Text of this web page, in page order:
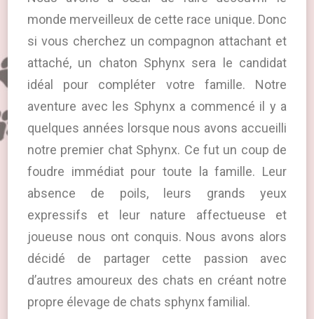
monde merveilleux de cette race unique. Donc
si vous cherchez un compagnon attachant et
attaché, un chaton Sphynx sera le candidat
idéal pour compléter votre famille. Notre
aventure avec les Sphynx a commencé il y a
quelques années lorsque nous avons accueilli
notre premier chat Sphynx. Ce fut un coup de
foudre immédiat pour toute la famille. Leur
absence de poils, leurs grands yeux
expressifs et leur nature affectueuse et
joueuse nous ont conquis. Nous avons alors
décidé de partager cette passion avec
d’autres amoureux des chats en créant notre
propre élevage de chats sphynx familial.